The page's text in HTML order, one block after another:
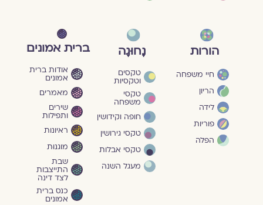
הורות
חיי משפחה
הריון
לידה
פוריות
הפלה
נָחוּגָה
טקסים
וטקסיות
טקסי
משפחה
חופה וקידושין
טקסי גירושין
טקסי אבלות
מעגל השנה
ברית אמונים
אודות ברית
אמונים
מאמרים
שירים
ותפילות
ראיונות
מוגנוּת
שבת
התייצבות
לצד דינה
כנס ברית
אמונים